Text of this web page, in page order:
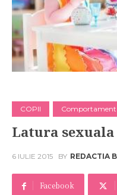
COPII Comportament
Latura
6 IULIE 2015 BY REDACTIA
Facebook